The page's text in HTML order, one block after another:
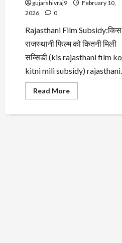
अन्य
gujarshivraj9
February 10,
2026
0
Rajasthani Film Subsidy:किस
राजस्थानी फिल्म को कितनी मिली
सब्सिडी (kis rajasthani film ko
kitni mili subsidy) rajasthani...
Read MoreRead
more
Movie